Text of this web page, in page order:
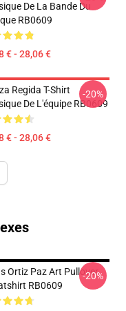
De La Bande Du
RB0609
€ - 28,06 €
Regida T-Shirt
De L'équipe RB0609
€ - 28,06 €
-20%
Ortiz Paz Art Pullover
RB0609
-20%